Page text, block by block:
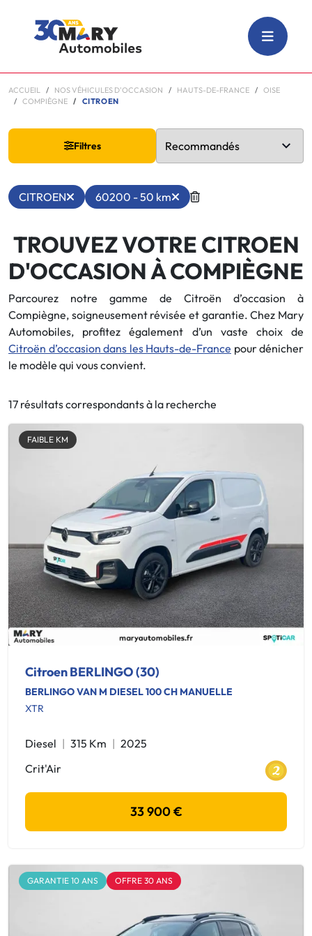
ACCUEIL NOS VÉHICULES D'OCCASION HAUTS-DE-FRANCE
OISE
COMPIÈGNE
CITROEN
Filtres
CITROEN 60200 - 50 km
TROUVEZ VOTRE CITROEN
D'OCCASION À COMPIÈGNE
Parcourez notre gamme de Citroën d’occasion à
Compiègne, soigneusement révisée et garantie. Chez Mary
Automobiles, profitez également d’un vaste choix de
Citroën d’occasion dans les Hauts-de-France pour dénicher
le modèle qui vous convient.
17 résultats correspondants à la recherche
FAIBLE KM
Citroen BERLINGO (30)
BERLINGO VAN M DIESEL 100 CH MANUELLE
XTR
Diesel 315 Km
2025
Crit'Air
33 900 €
GARANTIE 10 ANS OFFRE 30 ANS